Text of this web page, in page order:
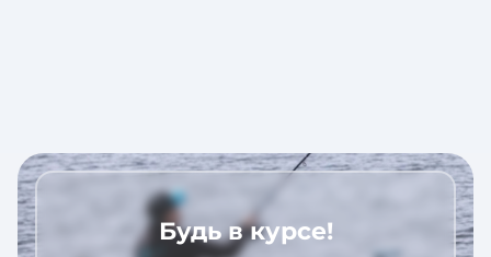
Будь в курсе!